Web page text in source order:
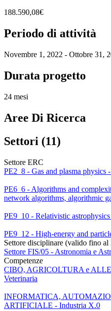
188.590,08€
Periodo di attività
Novembre 1, 2022 - Ottobre 31,
Durata progetto
24 mesi
Aree Di Ricerca
Settori (11)
Settore ERC
PE2_8 - Gas and plasma physics
PE6_6 - Algorithms and
network algorithms, algorithmic
PE9_10 - Relativistic
PE9_12 - High-energy and
Settore disciplinare (valido fino al
Settore FIS/05 - Astronomia e
Competenze
CIBO, AGRICOLTURA e
Veterinaria
INFORMATICA,
ARTIFICIALE - Industria X.0